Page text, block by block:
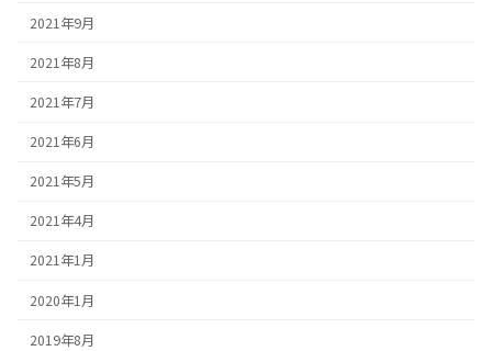
2021年9月
2021年8月
2021年7月
2021年6月
2021年5月
2021年4月
2021年1月
2020年1月
2019年8月